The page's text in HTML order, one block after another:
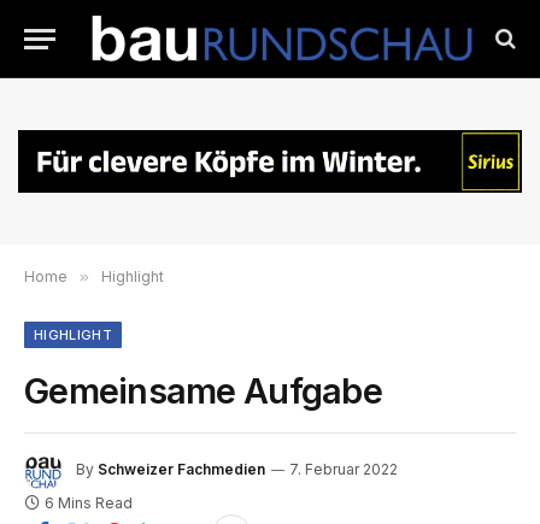
Home » Highlight
HIGHLIGHT
Gemeinsame Aufgabe
By Schweizer Fachmedien
7. Februar 2022
6 Mins Read